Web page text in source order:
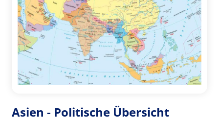
Asien - Politische Übersicht